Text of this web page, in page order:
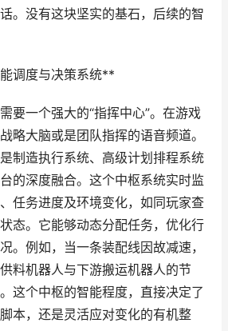
。没有这块坚实的基石，后续的智
调度与决策系统**
要一个强大的“指挥中心”。在游戏
略大脑或是团队指挥的语音频道。
制造执行系统、高级计划排程系统
的深度融合。这个中枢系统实时监
任务进度及环境变化，如同玩家查
态。它能够动态分配任务，优化行
。例如，当一条装配线因故减速，
料机器人与下游搬运机器人的节
这个中枢的智能程度，直接决定了
本，还是灵活应对变化的有机整